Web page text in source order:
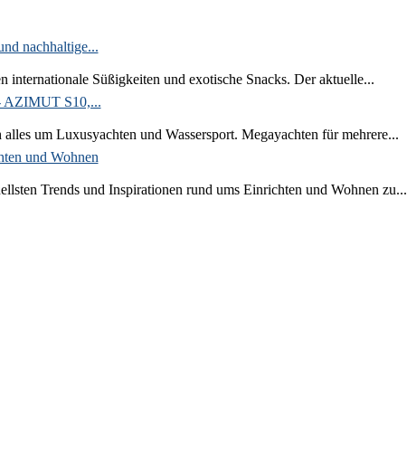
nachhaltige...
Süßigkeiten und exotische Snacks. Der aktuelle...
AZIMUT S10,...
um Luxusyachten und Wassersport. Megayachten für mehrere...
und Wohnen
Trends und Inspirationen rund ums Einrichten und Wohnen zu...